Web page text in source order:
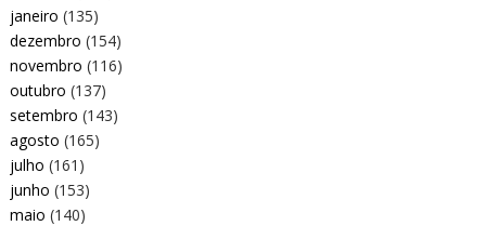
janeiro (135)
dezembro (154)
novembro (116)
outubro (137)
setembro (143)
agosto (165)
julho (161)
junho (153)
maio (140)